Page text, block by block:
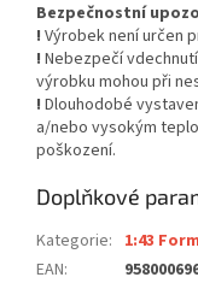
Bezpečnostní
! Výrobek není určen
! Nebezpečí
výrobku mohou při
! Dlouhodobé
a/nebo vysokým
poškození.
Doplňkové
Kategorie: 1:43
EAN: